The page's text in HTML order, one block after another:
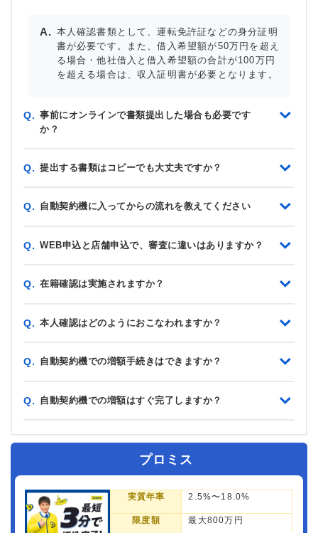
本人確認書類として、運転免許証などの身分証明
書が必要です。また、借入希望額が50万円を超え
る場合・他社借入と借入希望額の合計が100万円
を超える場合は、収入証明書が必要となります。
Q. 事前にオンラインで書類提出した場合も必要です
か？
Q. 提出する書類はコピーでも大丈夫ですか？
Q. 自動契約機に入ってからの流れを教えてください
Q. WEB申込と店舗申込で、審査に違いはありますか？
Q. 在籍確認は実施されますか？
Q. 本人確認はどのようにおこなわれますか？
Q. 自動契約機での増額手続きはできますか？
Q. 自動契約機での増額はすぐ完了しますか？
プロミス
実質年率 2.5%〜18.0%
限度額 最大800万円